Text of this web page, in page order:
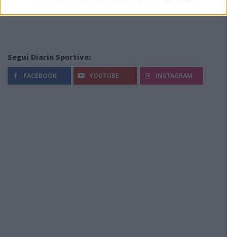
Segui Diario Sportivo:
FACEBOOK YOUTUBE INSTAGRAM